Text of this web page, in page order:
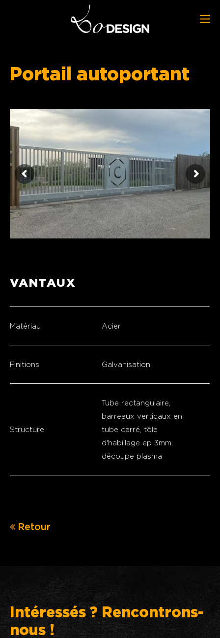
Portail autoportant
VANTAUX
Matériau Acier
Finitions Galvanisation
Structure
Tube rectangulaire,
barreaux verticaux en
tube carré, tôle
d'habillage ep 3mm,
découpe plasma
Retour
Intéressés ? Rencontrons-
nous !